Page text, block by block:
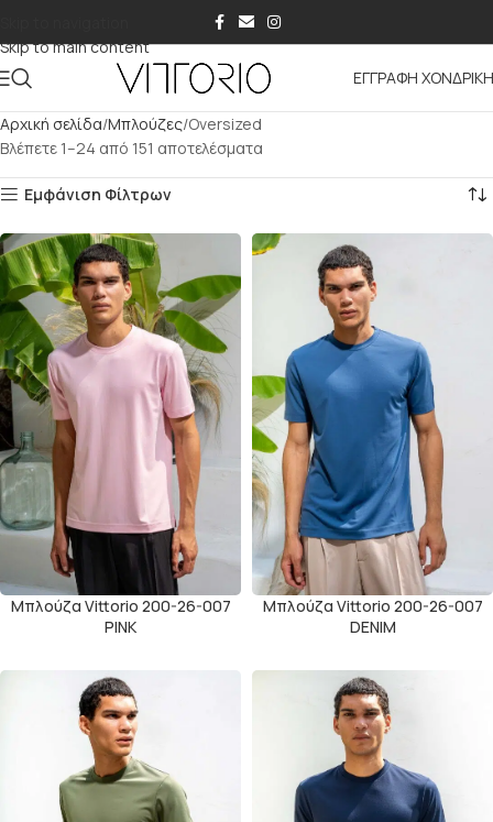
Skip to main content
ΕΓΓΡΑΦΗ
Αρχική σελίδα Μπλούζες Oversized
Βλέπετε 1–24 από 151 αποτελέσματα
Εμφάνιση Φίλτρων
Μπλούζα Vittorio 200-26-007
ΡΙΝΚ
Μπλούζα Vittorio 200-26-007
DENIM